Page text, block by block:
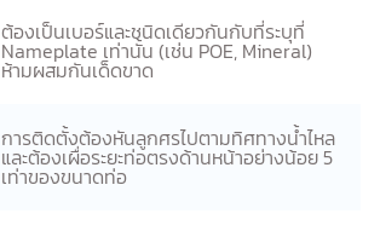
ต้องเป็นเบอร์และชนิดเดียวกันกับที่ระบุที่
Nameplate เท่านั้น (เช่น POE, Mineral)
ห้ามผสมกันเด็ดขาด
การติดตั้งต้องหันลูกศรไปตามทิศทางน้ำไหล
และต้องเผื่อระยะท่อตรงด้านหน้าอย่างน้อย 5
เท่าของขนาดท่อ